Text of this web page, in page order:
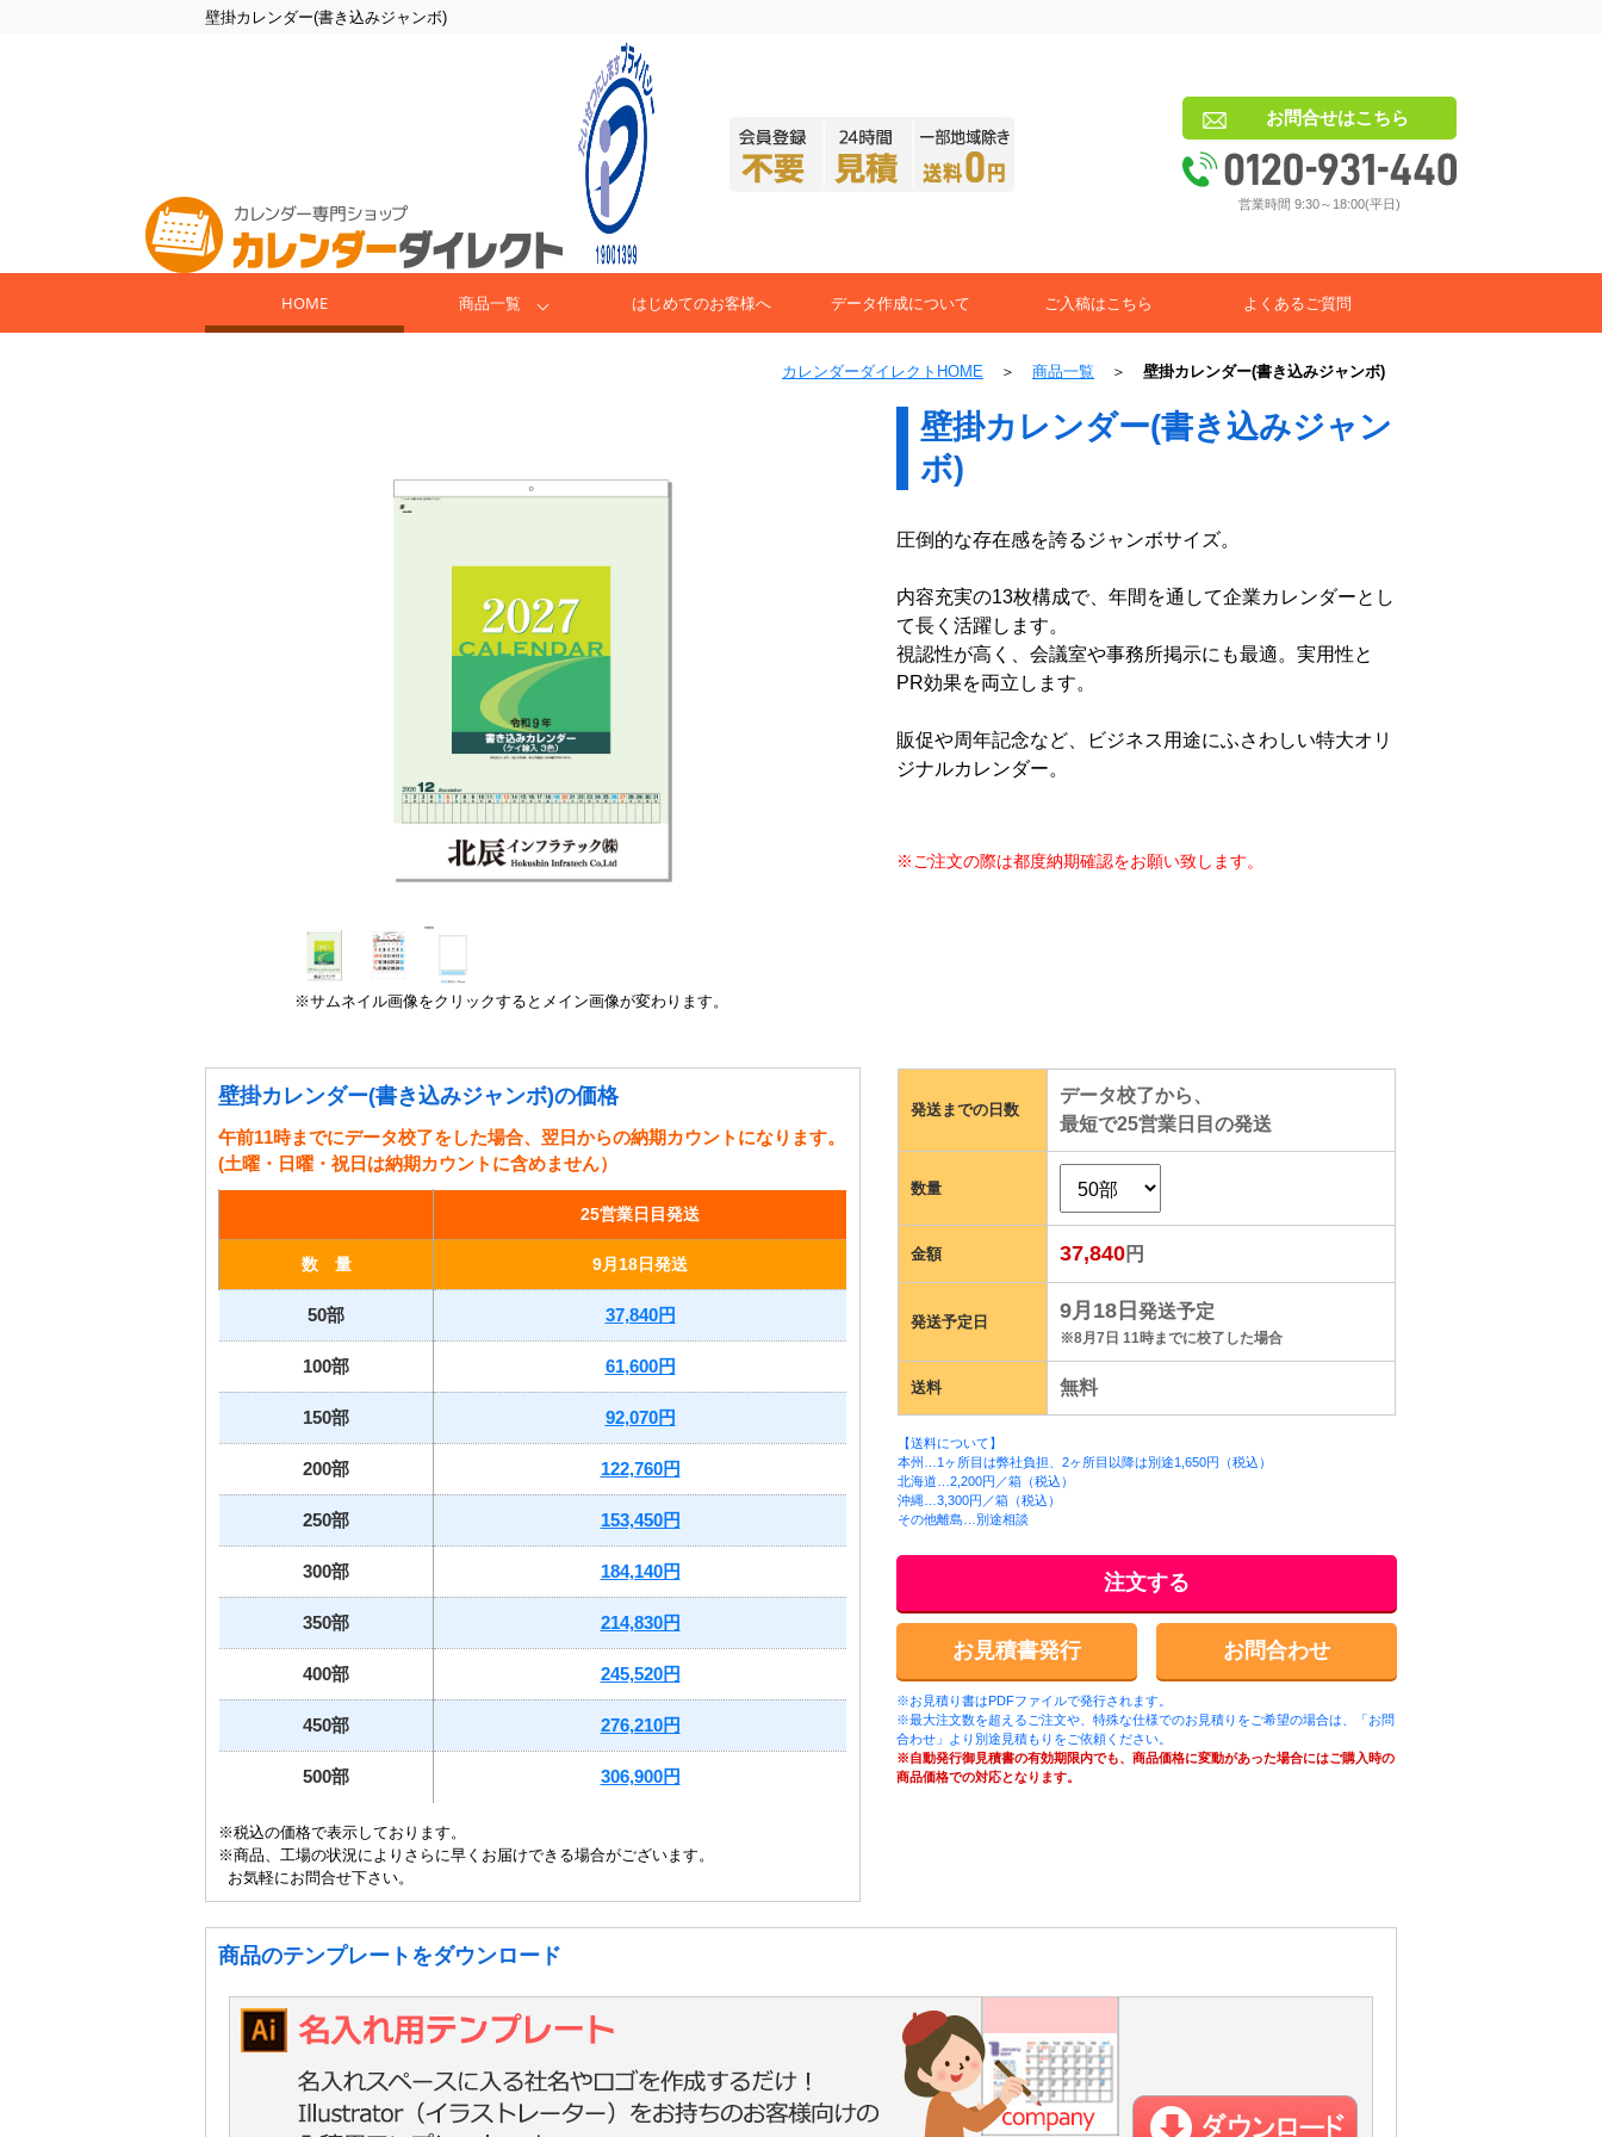
壁掛カレンダー(書き込みジャンボ)
お問合せはこちら
営業時間 9:30～18:00(平日)
HOME 商品一覧 はじめてのお客様へ データ作成について ご入稿はこちら よくあるご質問
カレンダーダイレクトHOME ＞ 商品一覧 ＞ 壁掛カレンダー(書き込みジャンボ)
※サムネイル画像をクリックするとメイン画像が変わります。
壁掛カレンダー(書き込みジャン
ボ)
圧倒的な存在感を誇るジャンボサイズ。
内容充実の13枚構成で、年間を通して企業カレンダーとし
て長く活躍します。
視認性が高く、会議室や事務所掲示にも最適。実用性と
PR効果を両立します。
販促や周年記念など、ビジネス用途にふさわしい特大オリ
ジナルカレンダー。
※ご注文の際は都度納期確認をお願い致します。
壁掛カレンダー(書き込みジャンボ)の価格
午前11時までにデータ校了をした場合、翌日からの納期カウントになります。
(土曜・日曜・祝日は納期カウントに含めません）
25営業日目発送
数 量 9月18日発送
50部 37,840円
100部 61,600円
150部 92,070円
200部 122,760円
250部 153,450円
300部 184,140円
350部 214,830円
400部 245,520円
450部 276,210円
500部 306,900円
※税込の価格で表示しております。
※商品、工場の状況によりさらに早くお届けできる場合がございます。
お気軽にお問合せ下さい。
発送までの日数
データ校了から、
最短で25営業日目の発送
数量
金額 37,840円
発送予定日 9月18日 発送予定
※8月7日 11時までに校了した場合
送料 無料
【送料について】
本州…1ヶ所目は弊社負担、2ヶ所目以降は別途1,650円（税込）
北海道…2,200円／箱（税込）
沖縄…3,300円／箱（税込）
その他離島…別途相談
注文する
お見積書発行 お問合わせ
※お見積り書はPDFファイルで発行されます。
※最大注文数を超えるご注文や、特殊な仕様でのお見積りをご希望の場合は、「お問
合わせ」より別途見積もりをご依頼ください。
※自動発行御見積書の有効期限内でも、商品価格に変動があった場合にはご購入時の
商品価格での対応となります。
商品のテンプレートをダウンロード